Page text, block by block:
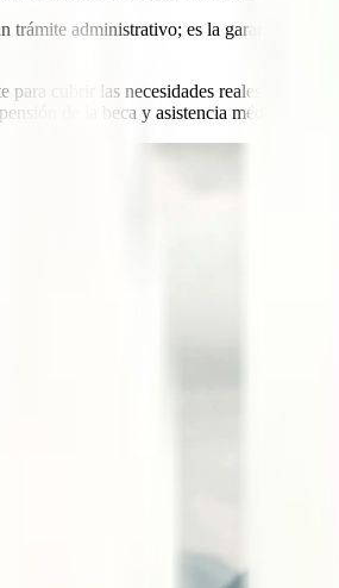
trámite administrativo; es la garantía de
para cubrir las necesidades reales de un
de la beca y asistencia médica